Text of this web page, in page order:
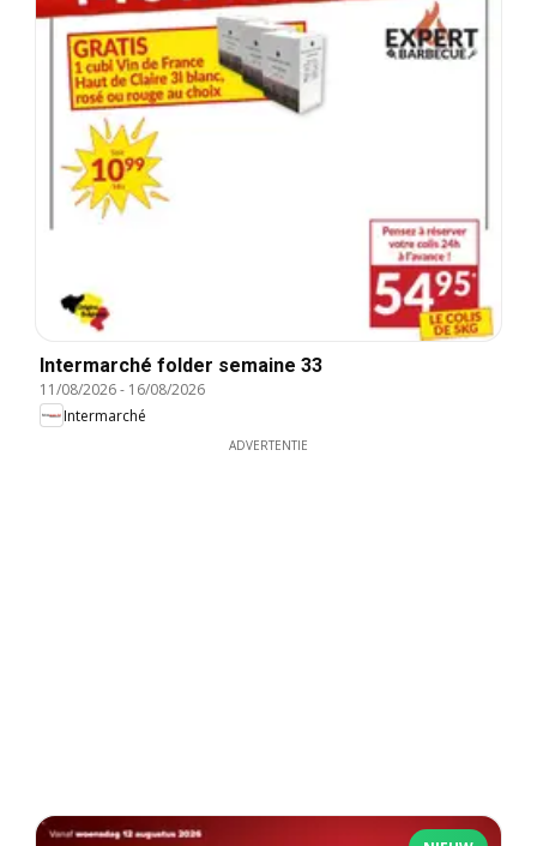
Intermarché folder semaine 33
11/08/2026- 16/08/2026
Intermarché
ADVERTENTIE